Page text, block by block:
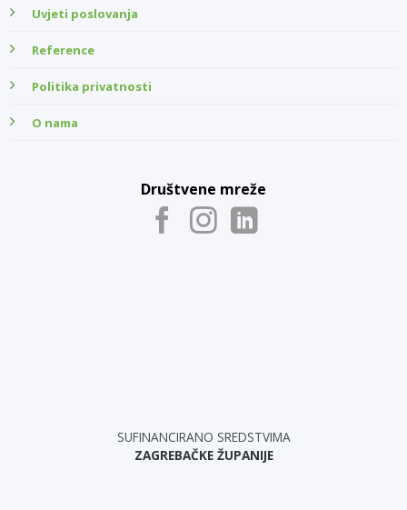
Uvjeti poslovanja
Reference
Politika privatnosti
O nama
Društvene mreže
SUFINANCIRANO SREDSTVIMA
ZAGREBAČKE ŽUPANIJE